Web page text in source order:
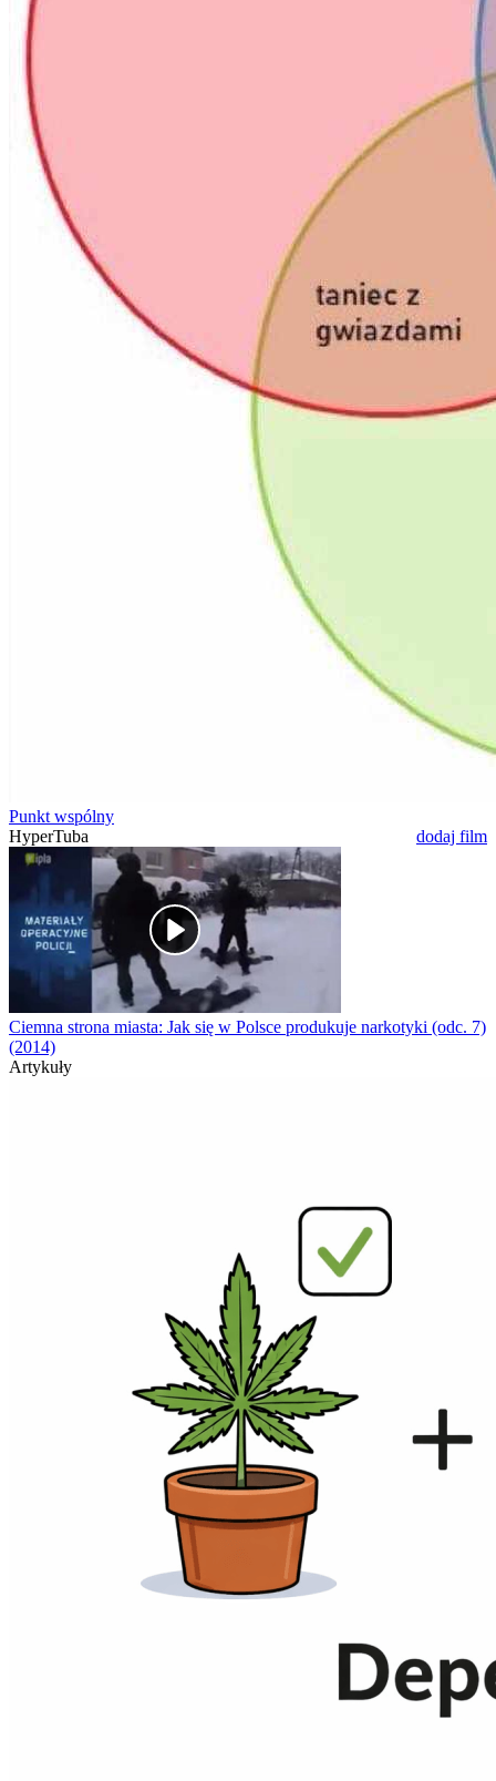
Punkt wspólny
HyperTuba
dodaj film
Ciemna strona miasta: Jak się w Polsce produkuje narkotyki (odc. 7)
(2014)
Artykuły